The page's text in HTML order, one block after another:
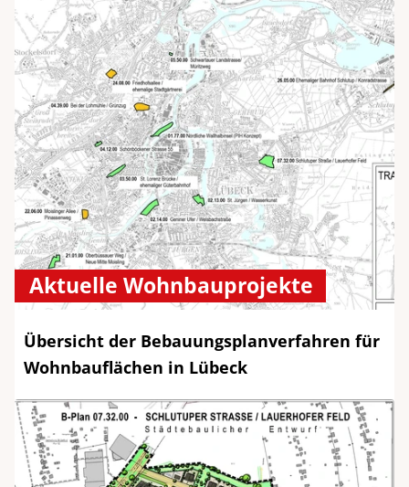
Aktuelle Wohnbauprojekte
Übersicht der Bebauungsplanverfahren für
Wohnbauflächen in Lübeck